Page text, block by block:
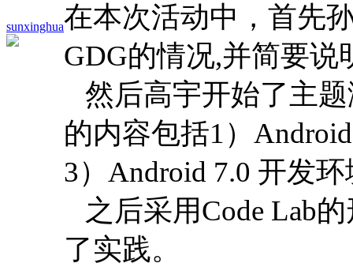
sunxinghua在本次活动中，首先
GDG的情况,并简要说
然后高宇开始了主题
的内容包括1）
3）Android 7.0 开发
之后采用Code Lab
了实践。